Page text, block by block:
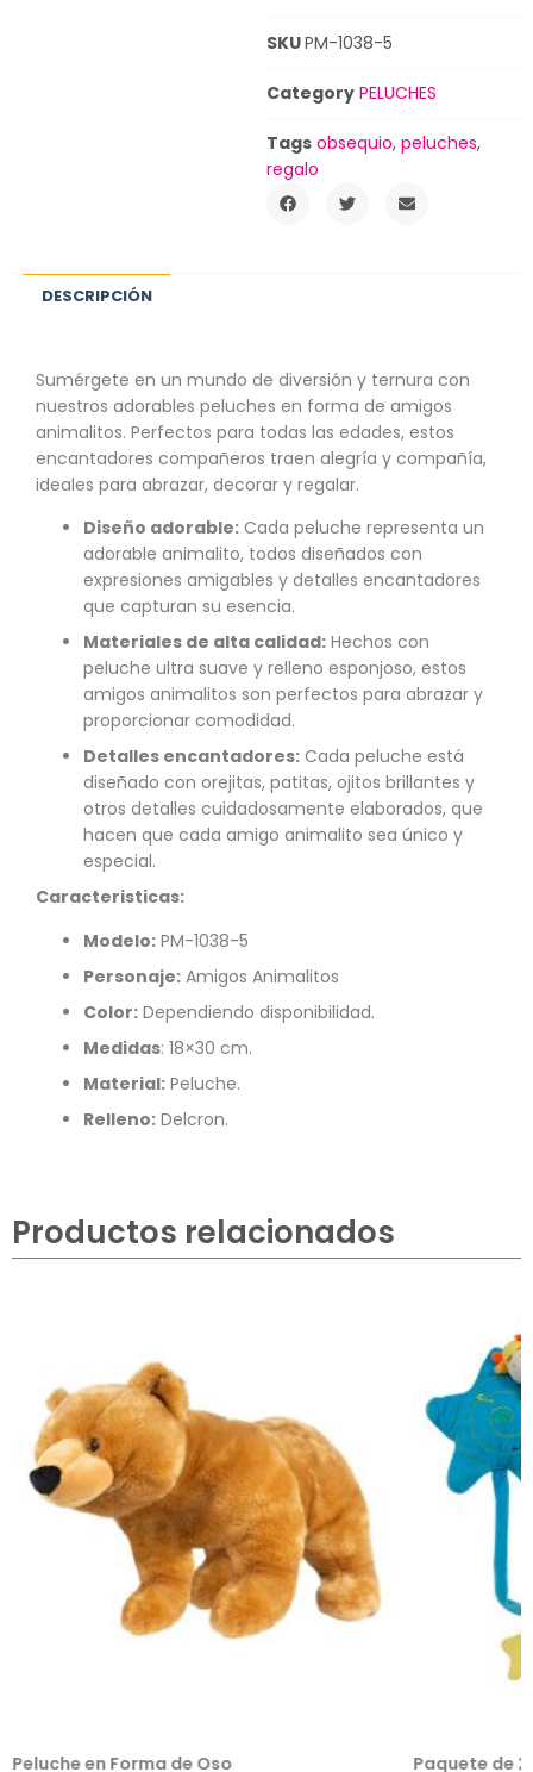
SKUPM-1038-5
Category PELUCHES
Tags obsequio, peluches,
regalo
DESCRIPCIÓN
Sumérgete en un mundo de diversión y ternura con
nuestros adorables peluches en forma de amigos
animalitos. Perfectos para todas las edades, estos
encantadores compañeros traen alegría y compañía,
ideales para abrazar, decorar y regalar.
Diseño adorable: Cada peluche representa un
adorable animalito, todos diseñados con
expresiones amigables y detalles encantadores
que capturan su esencia.
Materiales de alta calidad: Hechos con
peluche ultra suave y relleno esponjoso, estos
amigos animalitos son perfectos para abrazar y
proporcionar comodidad.
Detalles encantadores: Cada peluche está
diseñado con orejitas, patitas, ojitos brillantes y
otros detalles cuidadosamente elaborados, que
hacen que cada amigo animalito sea único y
especial.
Caracteristicas:
Modelo: PM-1038-5
Personaje: Amigos Animalitos
Color: Dependiendo disponibilidad.
Medidas: 18×30 cm.
Material: Peluche.
Relleno: Delcron.
Productos relacionados
Peluche en Forma de Oso Paquete de